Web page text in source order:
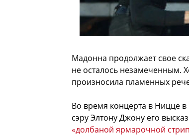
Мадонна продолжает свое
не осталось незамеченным.
произносила пламенных
Во время концерта в Ницце
сэру Элтону Джону его
«долбаной ярмарочной